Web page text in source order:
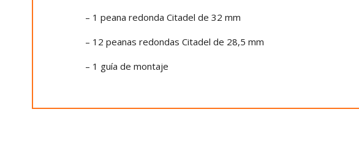
– 1 peana redonda Citadel de 32 mm
– 12 peanas redondas Citadel de 28,5 mm
– 1 guía de montaje